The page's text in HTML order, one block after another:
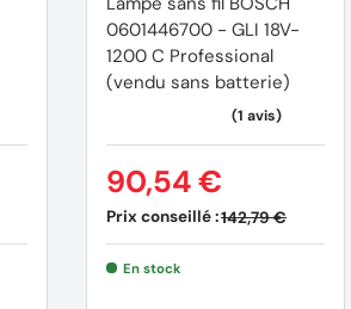
630 x 720 x 2 150 mm ;
secteur
0601446700 - GLI 18V-
1200 C Professional
(vendu sans batterie)
Prix conseillé :142,79 €
90,54 €
En stock